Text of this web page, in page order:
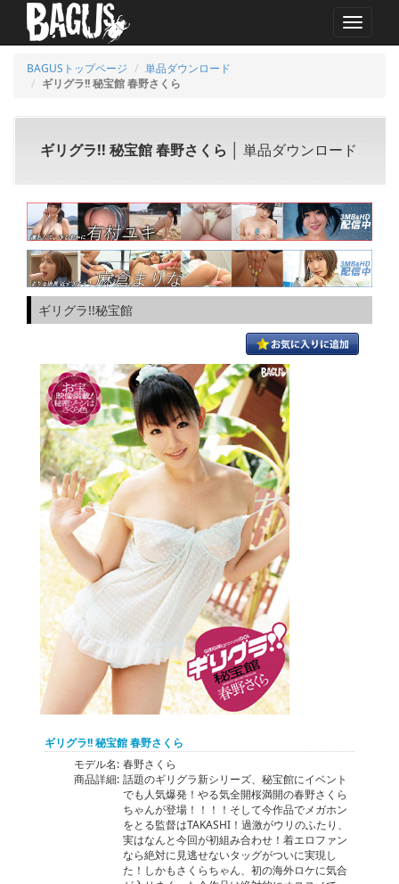
MENU
BAGUSトップページ
単品ダウンロード
ギリグラ!! 秘宝館 春野さくら
ギリグラ!! 秘宝館 春野さくら │ 単品ダウンロード
ギリグラ!!秘宝館
ギリグラ!! 秘宝館 春野さくら
モデル名: 春野さくら
商品詳細: 話題のギリグラ新シリーズ、秘宝館にイベント
でも人気爆発！やる気全開桜満開の春野さくら
ちゃんが登場！！！！そして今作品でメガホン
をとる監督はTAKASHI！過激がウリのふたり、
実はなんと今回が初組み合わせ！着エロファン
なら絶対に見逃せないタッグがついに実現し
た！しかもさくらちゃん、初の海外ロケに気合